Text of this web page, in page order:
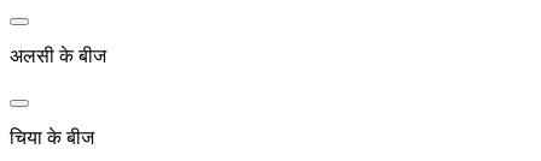
अलसी के बीज
चिया के बीज